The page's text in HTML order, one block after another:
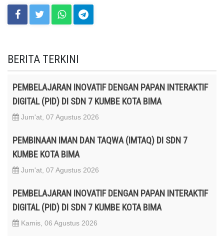
BERITA TERKINI
PEMBELAJARAN INOVATIF DENGAN PAPAN INTERAKTIF
DIGITAL (PID) DI SDN 7 KUMBE KOTA BIMA
Jum'at, 07 Agustus 2026
PEMBINAAN IMAN DAN TAQWA (IMTAQ) DI SDN 7
KUMBE KOTA BIMA
Jum'at, 07 Agustus 2026
PEMBELAJARAN INOVATIF DENGAN PAPAN INTERAKTIF
DIGITAL (PID) DI SDN 7 KUMBE KOTA BIMA
Kamis, 06 Agustus 2026